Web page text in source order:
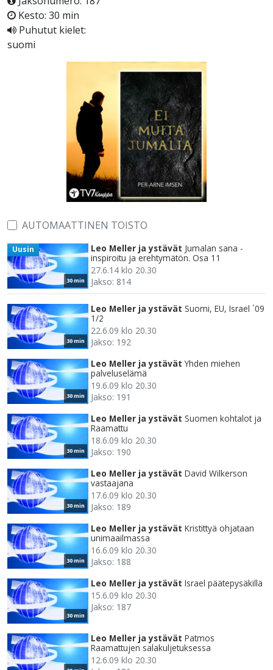
Kesto: 30 min
Puhutut kielet:
suomi
AUTOMAATTINEN TOISTO
30 min
Uusin Leo Meller ja ystävät Jumalan sana -
inspiroitu ja erehtymätön. Osa 11
27.6.14 klo 20.30
Jakso: 814
30 min
Leo Meller ja ystävät Suomi, EU, Israel ´09
1/2
22.6.09 klo 20.30
Jakso: 192
30 min
Leo Meller ja ystävät Yhden miehen
palveluselämä
19.6.09 klo 20.30
Jakso: 191
30 min
Leo Meller ja ystävät Suomen kohtalot ja
Raamattu
18.6.09 klo 20.30
Jakso: 190
30 min
Leo Meller ja ystävät David Wilkerson
vastaajana
17.6.09 klo 20.30
Jakso: 189
30 min
Leo Meller ja ystävät Kristittyä ohjataan
unimaailmassa
16.6.09 klo 20.30
Jakso: 188
30 min
Leo Meller ja ystävät Israel päätepysäkillä
15.6.09 klo 20.30
Jakso: 187
Leo Meller ja ystävät Patmos
Raamattujen salakuljetuksessa
12.6.09 klo 20.30